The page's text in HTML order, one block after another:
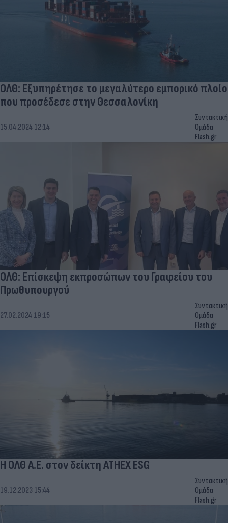
ΟΛΘ: Εξυπηρέτησε το μεγαλύτερο εμπορικό πλοίο
που προσέδεσε στην Θεσσαλονίκη
15.04.2024 12:14
Συντακτική
Ομάδα
Flash.gr
ΟΛΘ: Επίσκεψη εκπροσώπων του Γραφείου του
Πρωθυπουργού
27.02.2024 19:15
Συντακτική
Ομάδα
Flash.gr
Η ΟΛΘ Α.Ε. στον δείκτη ATHEX ESG
19.12.2023 15:44
Συντακτική
Ομάδα
Flash.gr